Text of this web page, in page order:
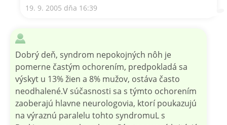
19. 9. 2005 dňa 16:39
Dobrý deň, syndrom nepokojných nôh je
pomerne častým ochorením, predpokladá sa
výskyt u 13% žien a 8% mužov, ostáva často
neodhalené.V súčasnosti sa s týmto ochorením
zaoberajú hlavne neurologovia, ktorí poukazujú
na výraznú paralelu tohto syndromuL s